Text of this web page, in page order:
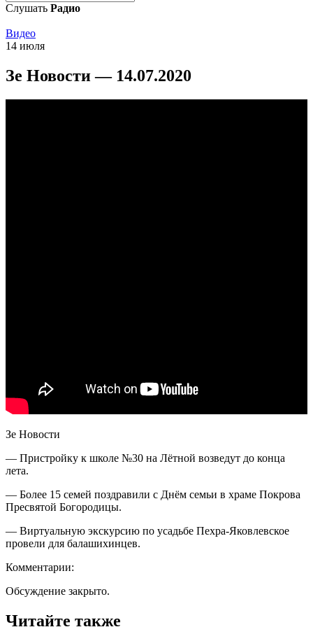
Слушать Радио
Видео
14 июля
Зе Новости — 14.07.2020
Зе Новости
— Пристройку к школе №30 на Лётной возведут до конца
лета.
— Более 15 семей поздравили с Днём семьи в храме Покрова
Пресвятой Богородицы.
— Виртуальную экскурсию по усадьбе Пехра-Яковлевское
провели для балашихинцев.
Комментарии:
Обсуждение закрыто.
Читайте также